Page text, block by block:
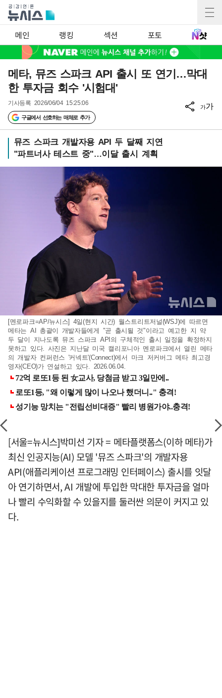
메인 랭킹 섹션 포토
메타, 뮤즈 스파크 API 출시 또 연기…막대
한 투자금 회수 '시험대'
기사등록 2026/06/04 15:25:06
구글에서 선호하는 매체로 추가
가가
뮤즈 스파크 개발자용 API 두 달째 지연
"파트너사 테스트 중"…이달 출시 계획
[멘로파크=AP/뉴시스] 4일(현지 시간) 월스트리트저널(WSJ)에 따르면
메타는 AI 총괄이 개발자들에게 "곧 출시될 것"이라고 예고한 지 약
두 달이 지나도록 뮤즈 스파크 API의 구체적인 출시 일정을 확정하지
못하고 있다. 사진은 지난달 미국 캘리포니아 멘로파크에서 열린 메타
의 개발자 컨퍼런스 '커넥트'(Connect)에서 마크 저커버그 메타 최고경
영자(CEO)가 연설하고 있다. 2026.06.04.
[서울=뉴시스]박미선 기자 = 메타플랫폼스(이하 메타)가
최신 인공지능(AI) 모델 '뮤즈 스파크'의 개발자용
API(애플리케이션 프로그래밍 인터페이스) 출시를 잇달
아 연기하면서, AI 개발에 투입한 막대한 투자금을 얼마
나 빨리 수익화할 수 있을지를 둘러싼 의문이 커지고 있
다.